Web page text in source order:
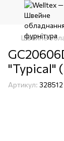
Швейне
"Typical"
Артикул: 328512